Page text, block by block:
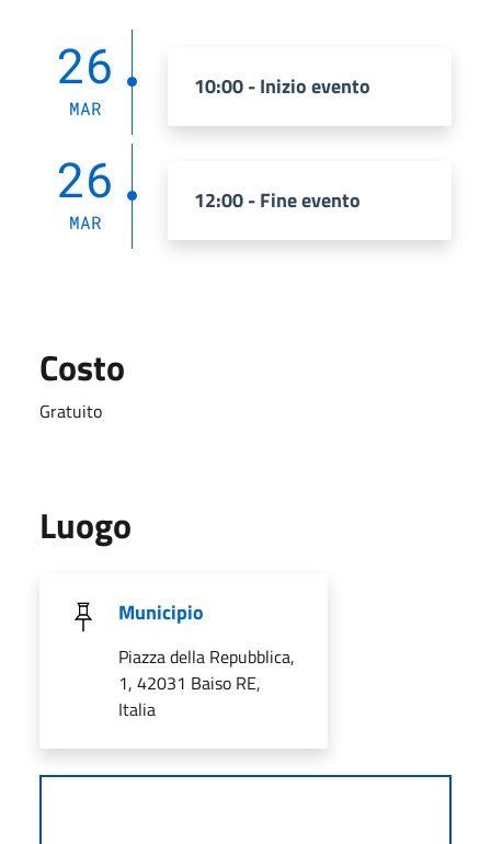
26
MAR
10:00 - Inizio evento
26
MAR
12:00 - Fine evento
Costo
Gratuito
Luogo
Municipio
Piazza della Repubblica,
1, 42031 Baiso RE,
Italia